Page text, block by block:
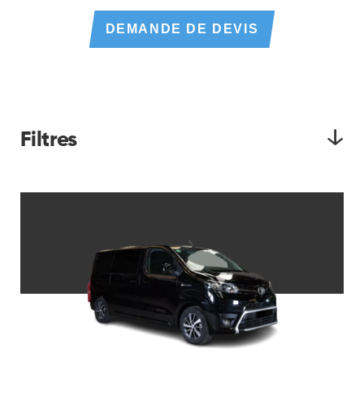
DEMANDE DE DEVIS
Filtres
Véhicules